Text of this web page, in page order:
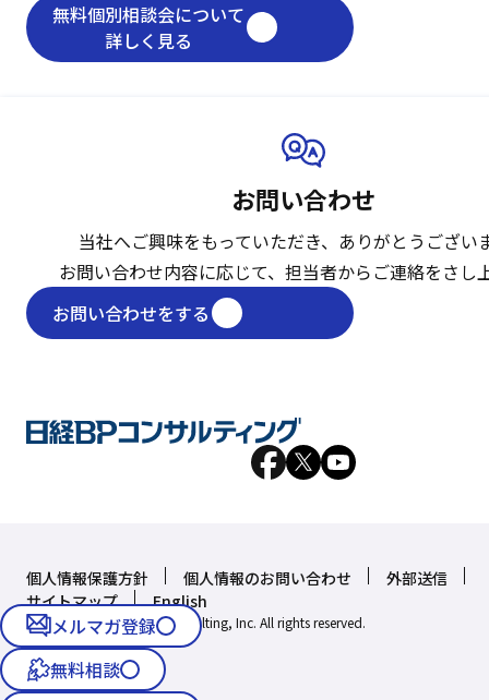
無料個別相談会について
詳しく見る
お問い合わせ
当社へご興味をもっていただき、 ありがとうござい
お問い合わせ内容に応じて、 担当者からご連絡をさし
お問い合わせをする
個人情報保護方針 個人情報のお問い合わせ
外部送信
サイトマップ
English
Copyright © Nikkei BP Consulting, Inc. All rights reserved.
メルマガ登録
無料相談